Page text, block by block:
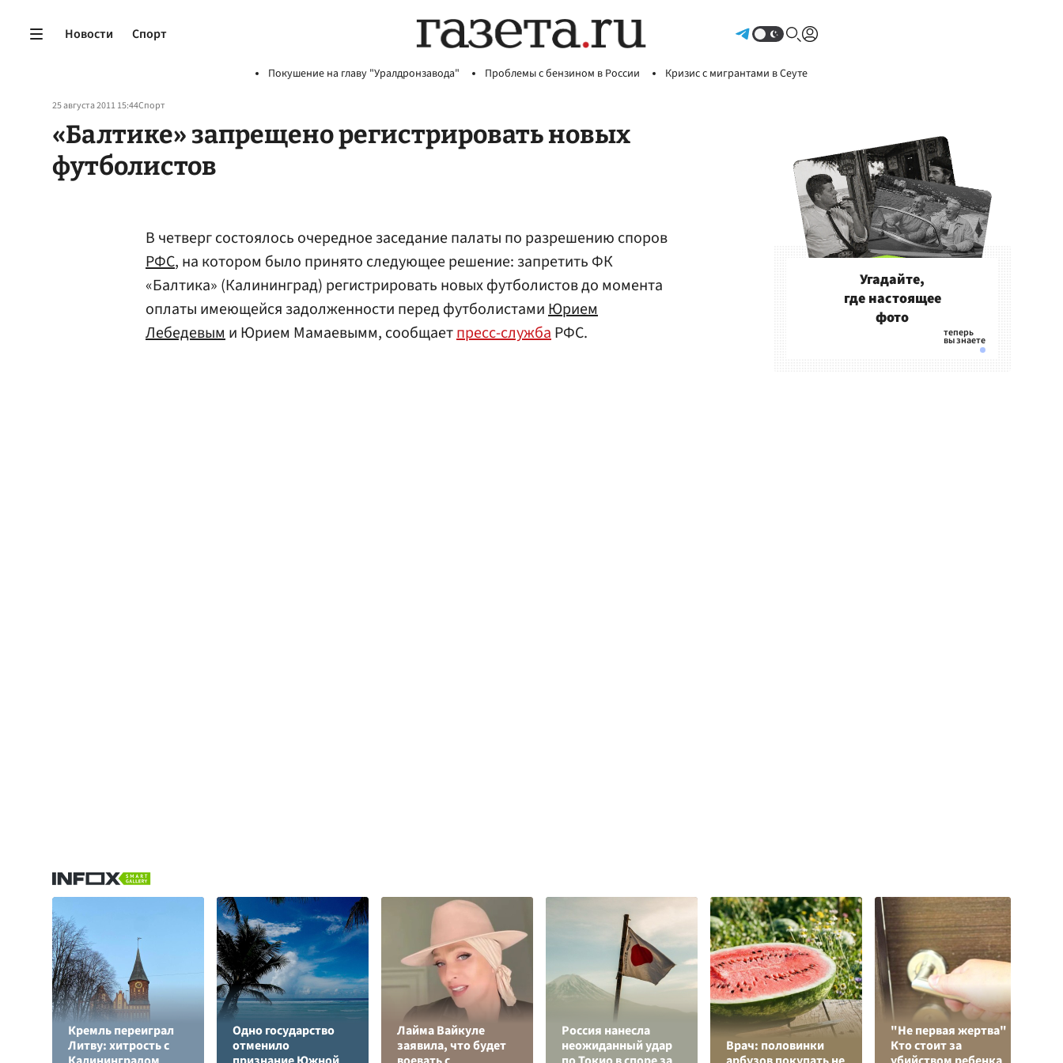
Новости Спорт
Покушение на главу "Уралдронзавода" Проблемы с бензином в России Кризис с мигрантами в Сеуте
25 августа 2011 15:44Спорт
«Балтике» запрещено регистрировать новых
футболистов
В четверг состоялось очередное заседание палаты по разрешению споров
РФС, на котором было принято следующее решение: запретить ФК
«Балтика» (Калининград) регистрировать новых футболистов до момента
оплаты имеющейся задолженности перед футболистамиЮрием
Лебедевыми Юрием Мамаевымм, сообщаетпресс-службаРФС.
Угадайте,
где настоящее
фото
Кремль переиграл
Литву: хитрость с
Одно государство
отменило
Лайма Вайкуле
заявила, что будет
Россия нанесла
неожиданный удар
Врач: половинки
"Не первая жертва"
Кто стоит за